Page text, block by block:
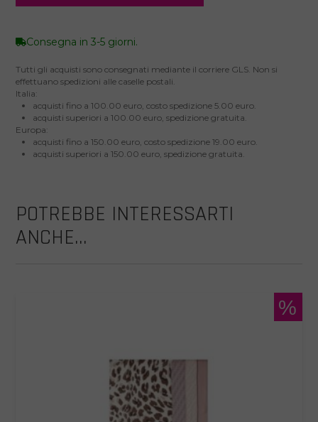
Consegna in 3-5 giorni.
Tutti gli acquisti sono consegnati mediante il corriere GLS. Non si
effettuano spedizioni alle caselle postali.
Italia:
acquisti fino a 100.00 euro, costo spedizione 5.00 euro.
acquisti superiori a 100.00 euro, spedizione gratuita.
Europa:
acquisti fino a 150.00 euro, costo spedizione 19.00 euro.
acquisti superiori a 150.00 euro, spedizione gratuita.
POTREBBE INTERESSARTI
ANCHE...
%